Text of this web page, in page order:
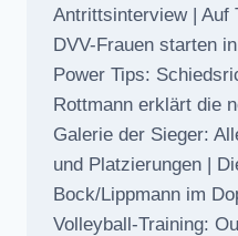
Antrittsinterview | Auf
DVV-Frauen starten
Power Tips:
Rottmann erklärt die
Galerie der Sieger:
und Platzierungen |
Bock/Lippmann im
Volleyball-Training: